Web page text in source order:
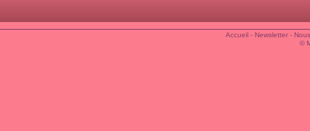
Accueil- Newsletter-
©